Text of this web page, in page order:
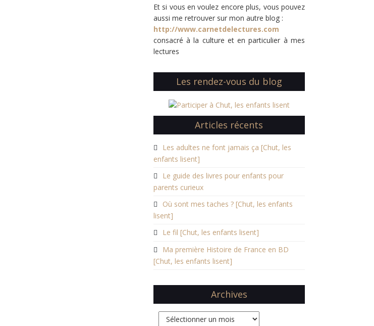
Et si vous en voulez encore plus, vous pouvez
aussi me retrouver sur mon autre blog :
http://www.carnetdelectures.com
consacré à la culture et en particulier à mes
lectures
Les rendez-vous du blog
Articles récents
Les adultes ne font jamais ça [Chut, les
enfants lisent]
Le guide des livres pour enfants pour
parents curieux
Où sont mes taches ? [Chut, les enfants
lisent]
Le fil [Chut, les enfants lisent]
Ma première Histoire de France en BD
[Chut, les enfants lisent]
Archives
Archives